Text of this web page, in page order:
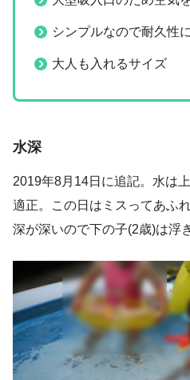
シンプルなので耐久性
大人も入れるサイズ
水深
2019年8月14日に追記。水は
適正。この日はミスってあふ
深が深いので下の子(2歳)は浮